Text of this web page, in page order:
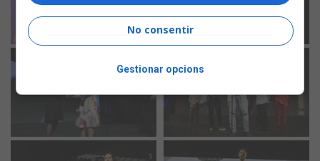
No consentir
Gestionar opcions